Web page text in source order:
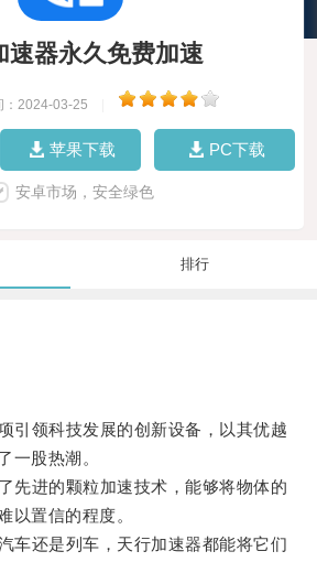
速器永久免费加速
：2024-03-25
苹果下载 PC下载
安卓市场，安全绿色
排行
领科技发展的创新设备，以其优越
一股热潮。
进的颗粒加速技术，能够将物体的
以置信的程度。
还是列车，天行加速器都能将它们